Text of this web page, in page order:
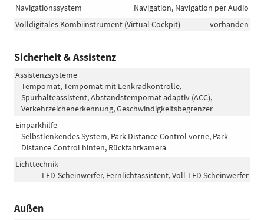
Navigationssystem
Navigation, Navigation per Audio
Volldigitales Kombiinstrument (Virtual Cockpit)
vorhanden
Sicherheit & Assistenz
Assistenzsysteme
Tempomat, Tempomat mit Lenkradkontrolle,
Spurhalteassistent, Abstandstempomat adaptiv (ACC),
Verkehrzeichenerkennung, Geschwindigkeitsbegrenzer
Einparkhilfe
Selbstlenkendes System, Park Distance Control vorne, Park
Distance Control hinten, Rückfahrkamera
Lichttechnik
LED-Scheinwerfer, Fernlichtassistent, Voll-LED Scheinwerfer
Außen